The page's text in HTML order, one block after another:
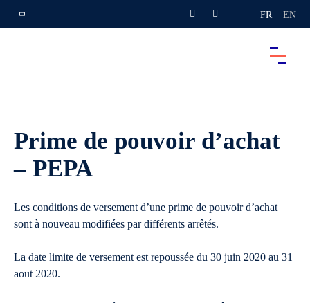
FR EN
Prime de pouvoir d’achat
– PEPA
Les conditions de versement d’une prime de pouvoir d’achat
sont à nouveau modifiées par différents arrêtés.
La date limite de versement est repoussée du 30 juin 2020 au 31
aout 2020.